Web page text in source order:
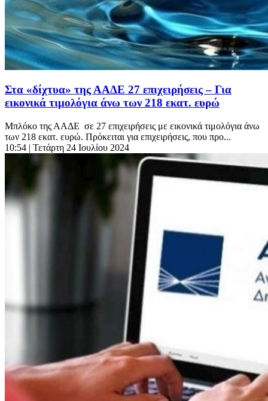
Στα «δίχτυα» της ΑΑΔΕ 27 επιχειρήσεις – Για
εικονικά τιμολόγια άνω των 218 εκατ. ευρώ
Μπλόκο της ΑΑΔΕ σε 27 επιχειρήσεις με εικονικά τιμολόγια άνω
των 218 εκατ. ευρώ. Πρόκειται για επιχειρήσεις, που προ...
10:54 | Τετάρτη 24 Ιουλίου 2024